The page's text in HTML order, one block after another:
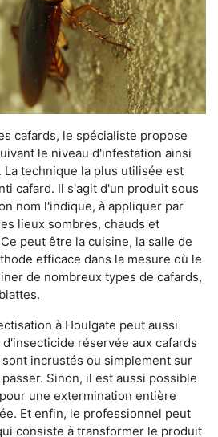
cafards, le spécialiste propose
le niveau d'infestation ainsi
technique la plus utilisée est
cafard. Il s'agit d'un produit sous
nom l'indique, à appliquer par
lieux sombres, chauds et
peut être la cuisine, la salle de
efficace dans la mesure où le
de nombreux types de cafards,
à Houlgate peut aussi
réservée aux cafards
incrustés ou simplement sur
Sinon, il est aussi possible
une extermination entière
Et enfin, le professionnel peut
consiste à transformer le produit